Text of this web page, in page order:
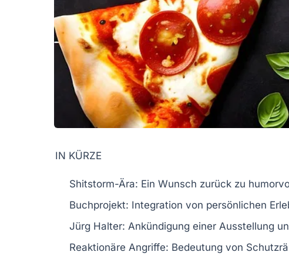
IN KÜRZE
Shitstorm-Ära: Ein Wunsch zurück zu
Buchprojekt: Integration von persönlichen
Jürg Halter: Ankündigung einer Ausstellung
Reaktionäre Angriffe: Bedeutung von